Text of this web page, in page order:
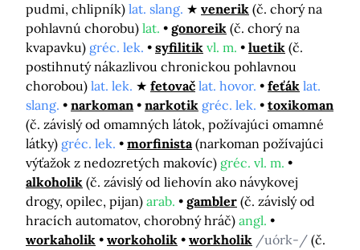
pudmi, chlipník) lat. slang. venerik (č. chorý na
pohlavnú chorobu) lat. gonoreik (č. chorý na
kvapavku) gréc. lek. syfilitik vl. m. luetik (č.
postihnutý nákazlivou chronickou pohlavnou
chorobou) lat. lek. fetovač lat. hovor. feťák lat.
slang.
narkoman narkotik gréc. lek.
toxikoman
(č. závislý od omamných látok, požívajúci omamné
látky) gréc. lek. morfinista (narkoman požívajúci
výťažok z nedozretých makovíc) gréc. vl. m.
alkoholik (č. závislý od liehovín ako návykovej
drogy, opilec, pijan) arab. gambler (č. závislý od
hracích automatov, chorobný hráč) angl.
workaholik
workoholik workholik /uórk-/ (č.